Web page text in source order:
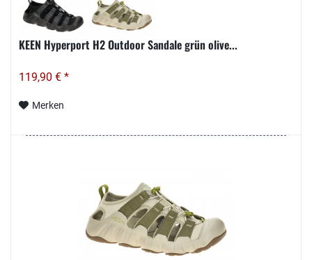
KEEN Hyperport H2 Outdoor Sandale grün olive...
119,90 € *
Merken